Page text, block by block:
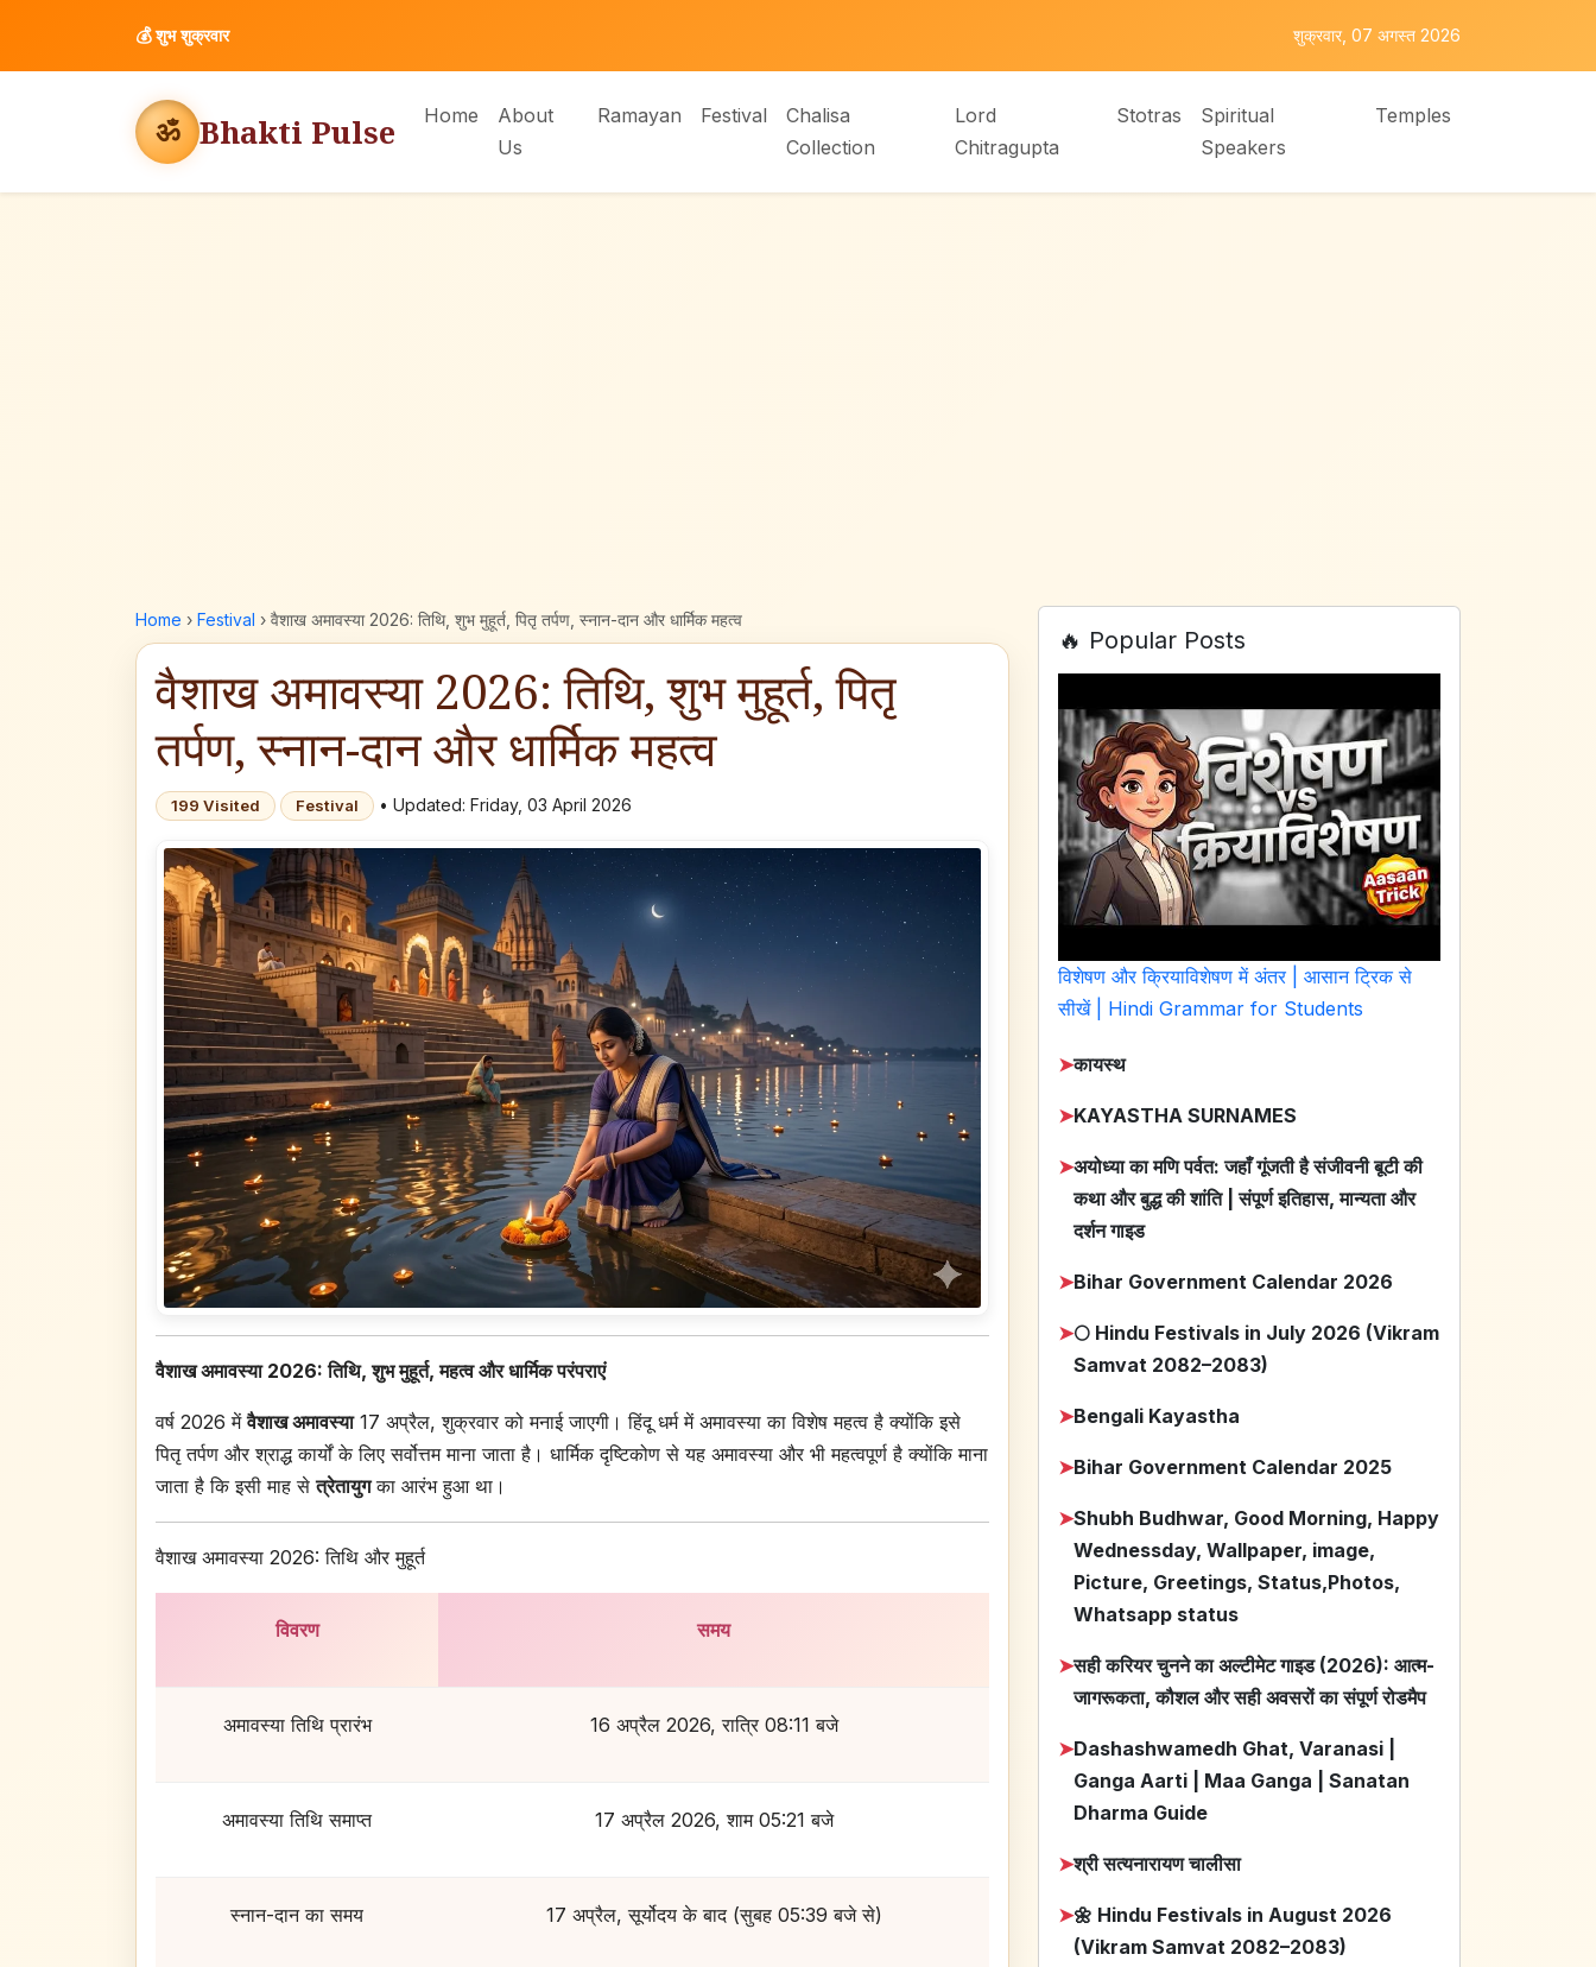
💰शुभ शुक्रवार शुक्रवार, 07 अगस्त 2026
ॐ Bhakti Pulse Home
About
Us
Ramayan Festival
Chalisa
Collection
Lord
Chitragupta
Stotras
Spiritual
Speakers
Temples
Home › Festival › वैशाख अमावस्या 2026: तिथि, शुभ मुहूर्त, पितृ तर्पण, स्नान-दान और धार्मिक महत्व
वैशाख अमावस्या 2026: तिथि, शुभ मुहूर्त, पितृ
तर्पण, स्नान-दान और धार्मिक महत्व
199 Visited Festival • Updated: Friday, 03 April 2026
वैशाख अमावस्या 2026: तिथि, शुभ मुहूर्त, महत्व और धार्मिक परंपराएं
वर्ष 2026 मेंवैशाख अमावस्या17 अप्रैल, शुक्रवार को मनाई जाएगी। हिंदू धर्म में अमावस्या का विशेष महत्व है क्योंकि इसे
पितृ तर्पण और श्राद्ध कार्यों के लिए सर्वोत्तम माना जाता है। धार्मिक दृष्टिकोण से यह अमावस्या और भी महत्वपूर्ण है क्योंकि माना
जाता है कि इसी माह सेत्रेतायुगका आरंभ हुआ था।
वैशाख अमावस्या 2026: तिथि और मुहूर्त
विवरण समय
अमावस्या तिथि प्रारंभ 16 अप्रैल 2026, रात्रि 08:11 बजे
अमावस्या तिथि समाप्त 17 अप्रैल 2026, शाम 05:21 बजे
स्नान-दान का समय 17 अप्रैल, सूर्योदय के बाद (सुबह 05:39 बजे से)
🔥 Popular Posts
विशेषण और क्रियाविशेषण में अंतर | आसान ट्रिक से
सीखें | Hindi Grammar for Students
➤कायस्थ
➤KAYASTHA SURNAMES
➤अयोध्या का मणि पर्वत: जहाँ गूंजती है संजीवनी बूटी की
कथा और बुद्ध की शांति | संपूर्ण इतिहास, मान्यता और
दर्शन गाइड
➤Bihar Government Calendar 2026
➤🌕 Hindu Festivals in July 2026 (Vikram
Samvat 2082–2083)
➤Bengali Kayastha
➤Bihar Government Calendar 2025
➤Shubh Budhwar, Good Morning, Happy
Wednessday, Wallpaper, image,
Picture, Greetings, Status,Photos,
Whatsapp status
➤सही करियर चुनने का अल्टीमेट गाइड (2026): आत्म-
जागरूकता, कौशल और सही अवसरों का संपूर्ण रोडमैप
➤Dashashwamedh Ghat, Varanasi |
Ganga Aarti | Maa Ganga | Sanatan
Dharma Guide
➤श्री सत्यनारायण चालीसा
➤🌼 Hindu Festivals in August 2026
(Vikram Samvat 2082–2083)